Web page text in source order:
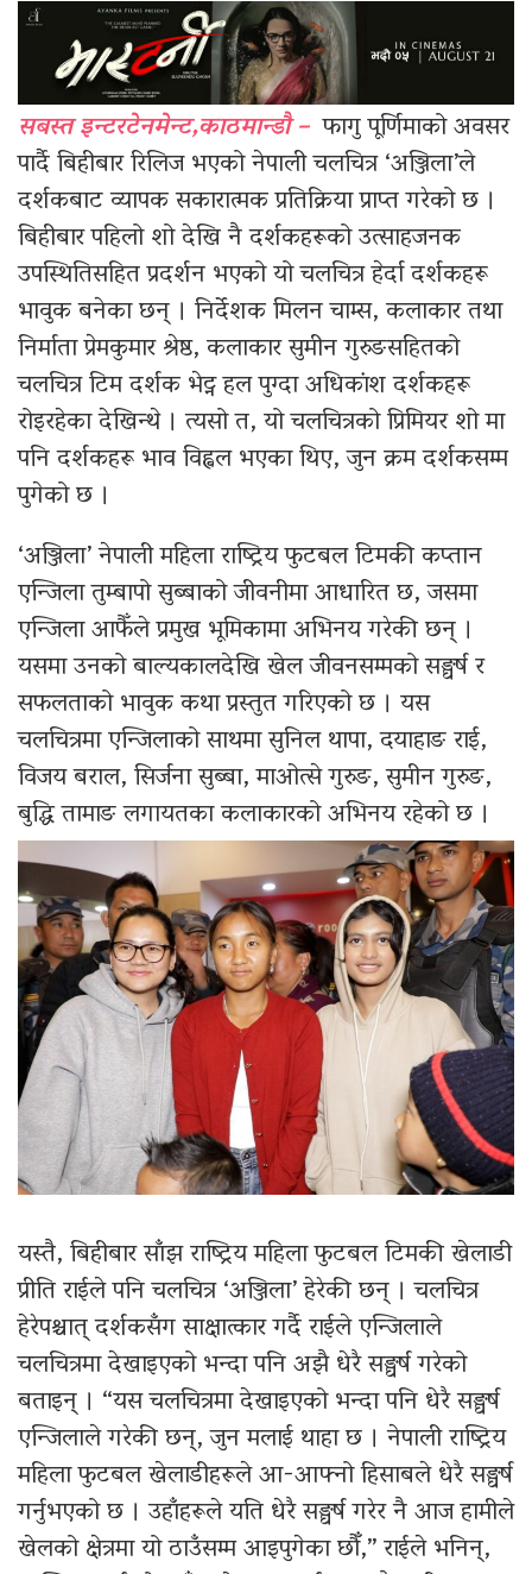
सबस्त इन्टरटेनमेन्ट,काठमान्डौ – फागु पूर्णिमाको अवसर
पार्दै बिहीबार रिलिज भएको नेपाली चलचित्र ‘अञ्जिला’ले
दर्शकबाट व्यापक सकारात्मक प्रतिक्रिया प्राप्त गरेको छ ।
बिहीबार पहिलो शो देखि नै दर्शकहरूको उत्साहजनक
उपस्थितिसहित प्रदर्शन भएको यो चलचित्र हेर्दा दर्शकहरू
भावुक बनेका छन् । निर्देशक मिलन चाम्स, कलाकार तथा
निर्माता प्रेमकुमार श्रेष्ठ, कलाकार सुमीन गुरुङसहितको
चलचित्र टिम दर्शक भेट्न हल पुग्दा अधिकांश दर्शकहरू
रोइरहेका देखिन्थे । त्यसो त, यो चलचित्रको प्रिमियर शो मा
पनि दर्शकहरू भाव विह्वल भएका थिए, जुन क्रम दर्शकसम्म
पुगेको छ ।
‘अञ्जिला’ नेपाली महिला राष्ट्रिय फुटबल टिमकी कप्तान
एन्जिला तुम्बापो सुब्बाको जीवनीमा आधारित छ, जसमा
एन्जिला आफैँले प्रमुख भूमिकामा अभिनय गरेकी छन् ।
यसमा उनको बाल्यकालदेखि खेल जीवनसम्मको सङ्घर्ष र
सफलताको भावुक कथा प्रस्तुत गरिएको छ । यस
चलचित्रमा एन्जिलाको साथमा सुनिल थापा, दयाहाङ राई,
विजय बराल, सिर्जना सुब्बा, माओत्से गुरुङ, सुमीन गुरुङ,
बुद्धि तामाङ लगायतका कलाकारको अभिनय रहेको छ ।
यस्तै, बिहीबार साँझ राष्ट्रिय महिला फुटबल टिमकी खेलाडी
प्रीति राईले पनि चलचित्र ‘अञ्जिला’ हेरेकी छन् । चलचित्र
हेरेपश्चात् दर्शकसँग साक्षात्कार गर्दै राईले एन्जिलाले
चलचित्रमा देखाइएको भन्दा पनि अझै धेरै सङ्घर्ष गरेको
बताइन् । “यस चलचित्रमा देखाइएको भन्दा पनि धेरै सङ्घर्ष
एन्जिलाले गरेकी छन्, जुन मलाई थाहा छ । नेपाली राष्ट्रिय
महिला फुटबल खेलाडीहरूले आ-आफ्नो हिसाबले धेरै सङ्घर्ष
गर्नुभएको छ । उहाँहरूले यति धेरै सङ्घर्ष गरेर नै आज हामीले
खेलको क्षेत्रमा यो ठाउँसम्म आइपुगेका छौँ,” राईले भनिन्,